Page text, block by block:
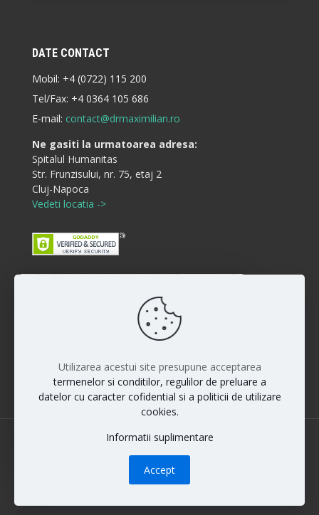
DATE CONTACT
Mobil: +4 (0722) 115 200
Tel/Fax: +4 0364 105 686
E-mail: contact@drmaximilian.ro
Ne gasiti la urmatoarea adresa:
Spitalul Humanitas
Str. Frunzisului, nr. 75, etaj 2
Cluj-Napoca
Vedeti locatia ->
Rezultatele interventiilor pot diferi de la persoana la
proceduri sunt individuale. Fiecare pacient este unic si
rezultatele nu pot fi la fel pentru toti pacientii.
© 2022 Dr. Maximilian Muntean | All Rights Reserved
Utilizarea acestui site presupune acceptarea
termenelor si conditilor, regulilor de preluare a
datelor cu caracter cofidential si a politicii de utilizare
cookies.
Informatii suplimentare
Accept
Buna ziua! Cum va putem ajuta?